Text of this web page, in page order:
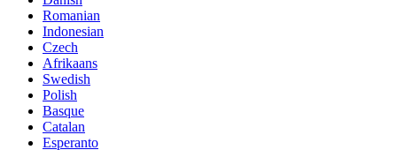
Romanian
Indonesian
Czech
Afrikaans
Swedish
Polish
Basque
Catalan
Esperanto